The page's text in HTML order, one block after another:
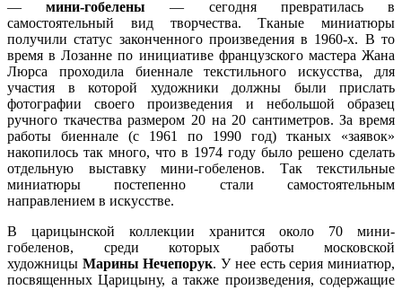
—мини-гобелены— сегодня превратилась в
самостоятельный вид творчества. Тканые миниатюры
получили статус законченного произведения в 1960-х. В то
время в Лозанне по инициативе французского мастера Жана
Люрса проходила биеннале текстильного искусства, для
участия в которой художники должны были прислать
фотографии своего произведения и небольшой образец
ручного ткачества размером 20 на 20 сантиметров. За время
работы биеннале (с 1961 по 1990 год) тканых «заявок»
накопилось так много, что в 1974 году было решено сделать
отдельную выставку мини-гобеленов. Так текстильные
миниатюры постепенно стали самостоятельным
направлением в искусстве.
В царицынской коллекции хранится около 70 мини-
гобеленов, среди которых работы московской
художницы Марины Нечепорук. У нее есть серия миниатюр,
посвященных Царицыну, а также произведения, содержащие